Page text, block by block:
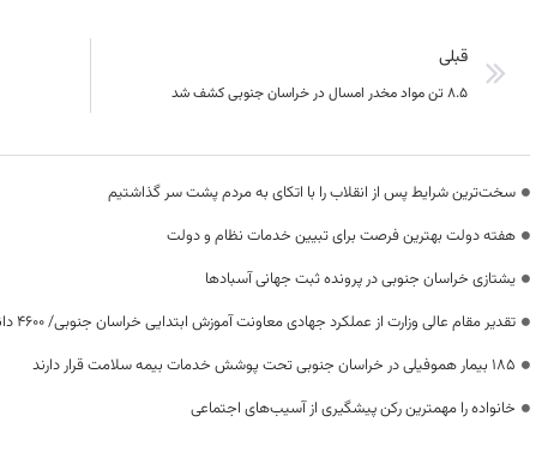
قبلی
۸.۵ تن مواد مخدر امسال در خراسان جنوبی کشف شد
سخت‌ترین شرایط پس از انقلاب را با اتکای به مردم پشت سر گذاشتیم
هفته دولت بهترین فرصت برای تبیین خدمات نظام و دولت
یشتازی خراسان جنوبی در پرونده ثبت جهانی آسبادها
تقدیر مقام عالی وزارت از عملکرد جهادی معاونت آموزش ابتدایی خراسان جنوبی/ ۴۶۰۰ دانش‌آموز زیر چتر «طرح حامی»
۱۸۵ بیمار هموفیلی در خراسان جنوبی تحت پوشش خدمات بیمه سلامت قرار دارند
خانواده را مهمترین رکن پیشگیری از آسیب‌های اجتماعی